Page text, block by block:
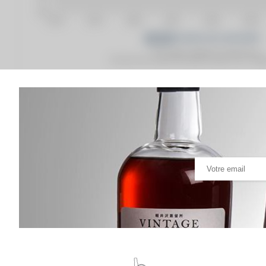
Analyse & Performance du spiritueux
Linkwood 15 years 1990 Gordon & MacPhail Single
VARIATION DE LA COTE